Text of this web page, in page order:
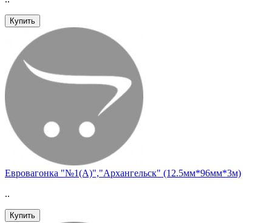
Купить
Евровагонка "№1(А)","Архангельск" (12.5мм*96мм*3м)
..
Купить